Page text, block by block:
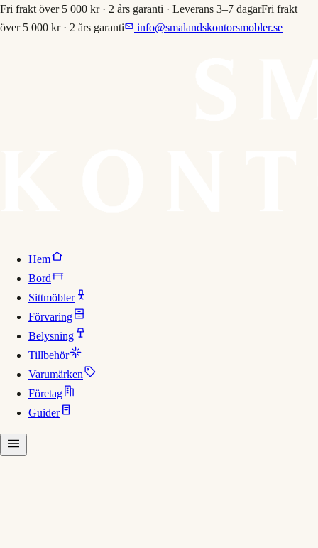
Fri frakt över 5 000 kr · 2 års garanti · Leverans 3–7 dagarFri frakt
över 5 000 kr · 2 års garanti
info@smalandskontorsmobler.se
Hem
Bord
Sittmöbler
Förvaring
Belysning
Tillbehör
Varumärken
Företag
Guider